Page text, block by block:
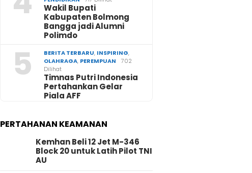
Wakil Bupati
Kabupaten Bolmong
Bangga jadi Alumni
Polimdo
5 BERITA TERBARU, INSPIRING,
OLAHRAGA, PEREMPUAN
702
Dilihat
Timnas Putri Indonesia
Pertahankan Gelar
Piala AFF
PERTAHANAN KEAMANAN
Kemhan Beli 12 Jet M-346
Block 20 untuk Latih Pilot TNI
AU